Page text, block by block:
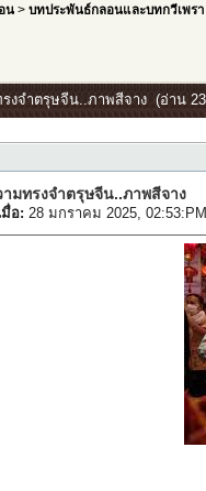
น> บทประพันธ์กลอนและบทกวีเพรา
งจำตรุษจีน..ภาพสีจาง (อ่าน
ามทรงจำตรุษจีน..ภาพสีจาง
มื่อ: 28 มกราคม 2025,